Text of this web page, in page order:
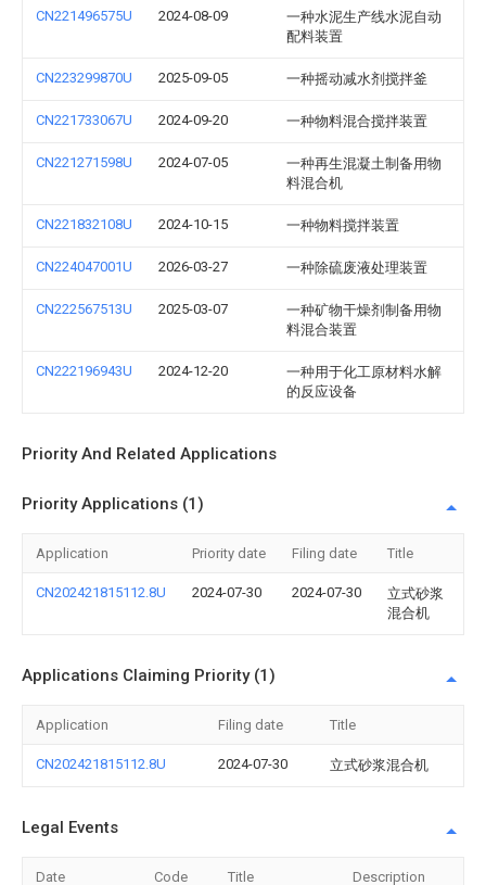
CN221496575U 2024-08-09
一种水泥生产线水泥自动
配料装置
CN223299870U 2025-09-05 一种摇动减水剂搅拌釜
CN221733067U 2024-09-20 一种物料混合搅拌装置
CN221271598U 2024-07-05
一种再生混凝土制备用物
料混合机
CN221832108U 2024-10-15 一种物料搅拌装置
CN224047001U 2026-03-27 一种除硫废液处理装置
CN222567513U 2025-03-07
一种矿物干燥剂制备用物
料混合装置
CN222196943U 2024-12-20
一种用于化工原材料水解
的反应设备
Priority And Related Applications
Priority Applications (1)
Application Priority date Filing date Title
CN202421815112.8U 2024-07-30 2024-07-30
立式砂浆
混合机
Applications Claiming Priority (1)
Application Filing date Title
CN202421815112.8U 2024-07-30 立式砂浆混合机
Legal Events
Date Code Title Description